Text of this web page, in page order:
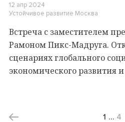
12 апр 2024
Устойчивое развитие Москва
Встреча с заместителем
Рамоном Пикс-Мадруга.
сценариях глобального
экономического развития
1 … 4